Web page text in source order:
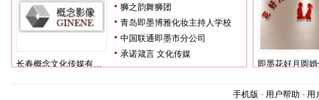
长春概念文化传媒有限公司
狮之韵舞狮团
青岛即墨博雅化妆主持人学校
中国联通即墨市分公司
承诺箴言 文化传媒
即墨花好月圆婚介服
手机版 - 用户帮助 - 用